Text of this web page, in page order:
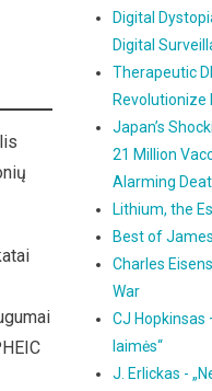
Digital
Digital
Therapeutic
Revolutionize
Japan’s
21 Million
Alarming
Lithium, the
Best of
Charles
War
CJ Hopkinsas
laimės“
J. Erlickas -